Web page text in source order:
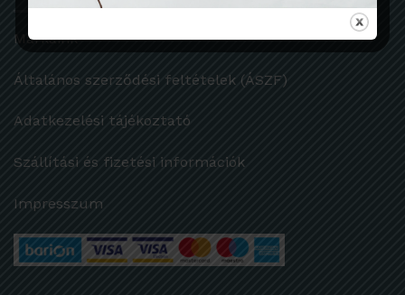
Márkáink
Általános szerződési feltételek (ÁSZF)
Adatkezelési tájékoztató
Szállítási és fizetési információk
Impresszum